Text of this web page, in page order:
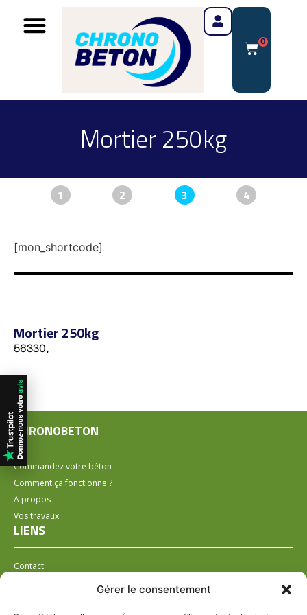
Gérer le consentement
0
Mortier 250kg
1 2 3 4
[mon_shortcode]
Mortier 250kg
56330,
CHRONOBETON
Commandez votre béton
Comment ça fonctionne ?
A propos
Vos travaux
LIENS
Contact